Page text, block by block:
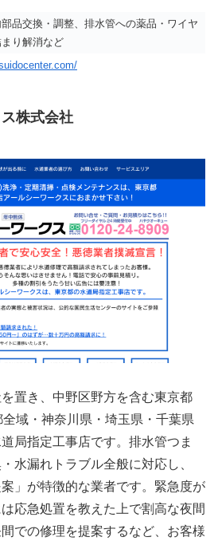
部品交換・調整、排水管への薬品・ワイヤ
り解消など
株式会社
置き、中野区野方を含む東京都
域・神奈川県・埼玉県・千葉県
局指定工事店です。排水管つま
水漏れトラブル全般に対応し、
案」が特徴的な業者です。緊急度が
応急処置を教えた上で割高な夜間
での修理を提案するなど、お客様